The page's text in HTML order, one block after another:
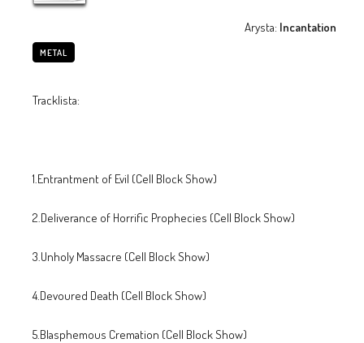
Arysta: Incantation
METAL
Tracklista:
1.Entrantment of Evil (Cell Block Show)
2.Deliverance of Horrific Prophecies (Cell Block Show)
3.Unholy Massacre (Cell Block Show)
4.Devoured Death (Cell Block Show)
5.Blasphemous Cremation (Cell Block Show)